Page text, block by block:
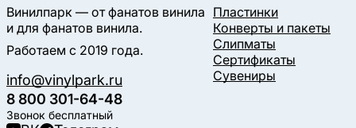
Винилпарк — от фанатов винила
и для фанатов винила.
Работаем с 2019 года.
info@vinylpark.ru
8 800 301-64-48
Звонок бесплатный
Пластинки
Конверты и пакеты
Слипматы
Сертификаты
Сувениры